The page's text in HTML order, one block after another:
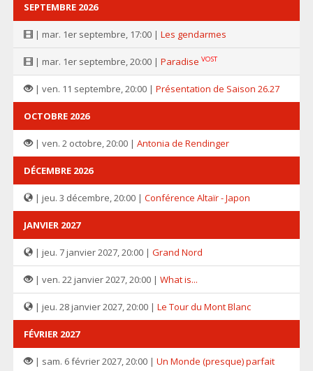
SEPTEMBRE 2026
| mar. 1er septembre, 17:00 | Les gendarmes
| mar. 1er septembre, 20:00 | Paradise VOST
| ven. 11 septembre, 20:00 | Présentation de Saison 26.27
OCTOBRE 2026
| ven. 2 octobre, 20:00 | Antonia de Rendinger
DÉCEMBRE 2026
| jeu. 3 décembre, 20:00 | Conférence Altaïr - Japon
JANVIER 2027
| jeu. 7 janvier 2027, 20:00 | Grand Nord
| ven. 22 janvier 2027, 20:00 | What is...
| jeu. 28 janvier 2027, 20:00 | Le Tour du Mont Blanc
FÉVRIER 2027
| sam. 6 février 2027, 20:00 | Un Monde (presque) parfait